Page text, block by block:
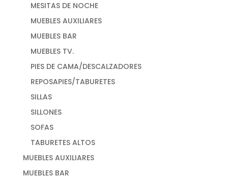
MESITAS DE NOCHE
MUEBLES AUXILIARES
MUEBLES BAR
MUEBLES TV.
PIES DE CAMA/DESCALZADORES
REPOSAPIES/TABURETES
SILLAS
SILLONES
SOFAS
TABURETES ALTOS
MUEBLES AUXILIARES
MUEBLES BAR